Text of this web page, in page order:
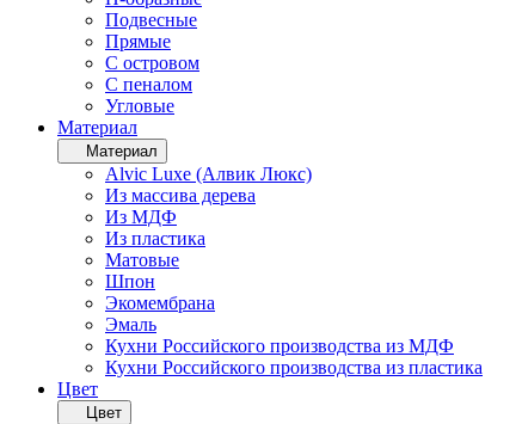
Подвесные
Прямые
С островом
С пеналом
Угловые
Материал
Материал
Alvic Luxe (Алвик Люкс)
Из массива дерева
Из МДФ
Из пластика
Матовые
Шпон
Экомембрана
Эмаль
Кухни Российского производства из МДФ
Кухни Российского производства из пластика
Цвет
Цвет